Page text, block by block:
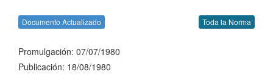
Documento Actualizado Toda la Norma
Promulgación: 07/07/1980
Publicación: 18/08/1980